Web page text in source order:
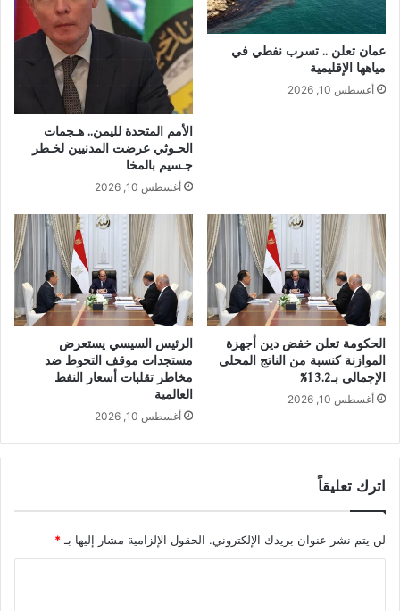
عمان تعلن .. تسرب نفطي في
مياهها الإقليمية
أغسطس 10, 2026
الأمم المتحدة لليمن.. هـجمات
الحـوثي عرضت المدنيين لخـطر
جـسيم بالمخا
أغسطس 10, 2026
الحكومة تعلن خفض دين أجهزة
الموازنة كنسبة من الناتج المحلى
الإجمالى بـ13.2%
أغسطس 10, 2026
الرئيس السيسي يستعرض
مستجدات موقف التحوط ضد
مخاطر تقلبات أسعار النفط
العالمية
أغسطس 10, 2026
اترك تعليقاً
لن يتم نشر عنوان بريدك الإلكتروني. الحقول الإلزامية مشار إليها بـ *